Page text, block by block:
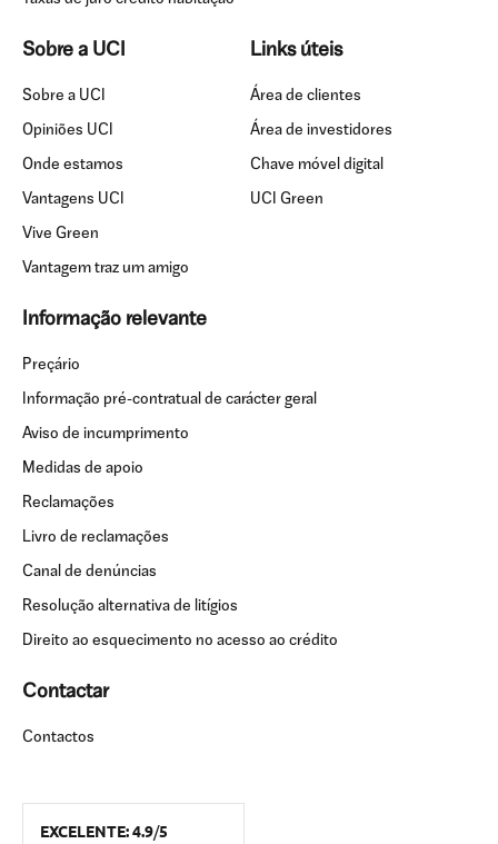
Sobre a UCI
Sobre a UCI
Opiniões UCI
Onde estamos
Vantagens UCI
Vive Green
Vantagem traz um amigo
Links úteis
Área de clientes
Área de investidores
Chave móvel digital
UCI Green
Informação relevante
Preçário
Informação pré-contratual de carácter geral
Aviso de incumprimento
Medidas de apoio
Reclamações
Livro de reclamações
Canal de denúncias
Resolução alternativa de litígios
Direito ao esquecimento no acesso ao crédito
Contactar
Contactos
EXCELENTE:4.9/5